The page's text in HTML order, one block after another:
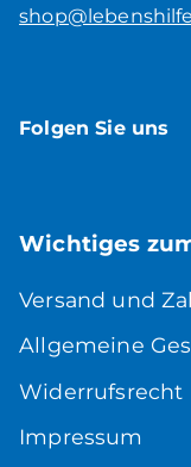
Folgen Sie uns
Wichtiges
Versand und
Allgemeine
Widerrufsrecht
Impressum